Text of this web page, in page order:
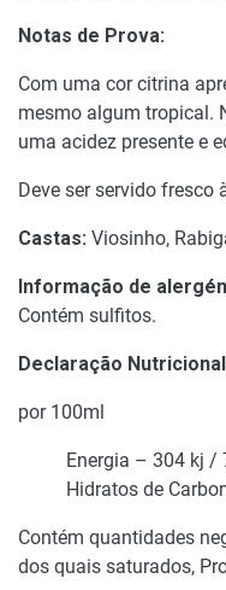
Notas de Prova:
Com uma cor citrina
mesmo algum tropical.
uma acidez presente e
Deve ser servido fresco
Castas: Viosinho,
Informação de
Contém sulfitos.
Declaração
por 100ml
Energia – 304 kj /
Hidratos de
Contém quantidades
dos quais saturados,